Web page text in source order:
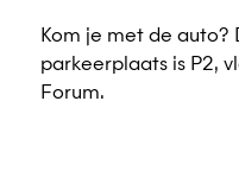
Kom je met de auto?
parkeerplaats is P2,
Forum.